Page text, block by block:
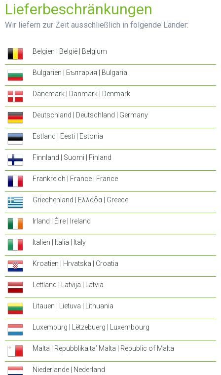
Lieferbeschränkungen
Wir liefern zur Zeit ausschließlich in folgende Länder:
Belgien | België | Belgium
Bulgarien | България | Bulgaria
Dänemark | Danmark | Denmark
Deutschland | Deutschland | Germany
Estland | Eesti | Estonia
Finnland | Suomi | Finland
Frankreich | France | France
Griechenland | Ελλάδα | Greece
Irland | Éire | Ireland
Italien | Italia | Italy
Kroatien | Hrvatska | Croatia
Lettland | Latvija | Latvia
Litauen | Lietuva | Lithuania
Luxemburg | Lëtzebuerg | Luxembourg
Malta | Repubblika ta’ Malta | Republic of Malta
Niederlande | Nederland